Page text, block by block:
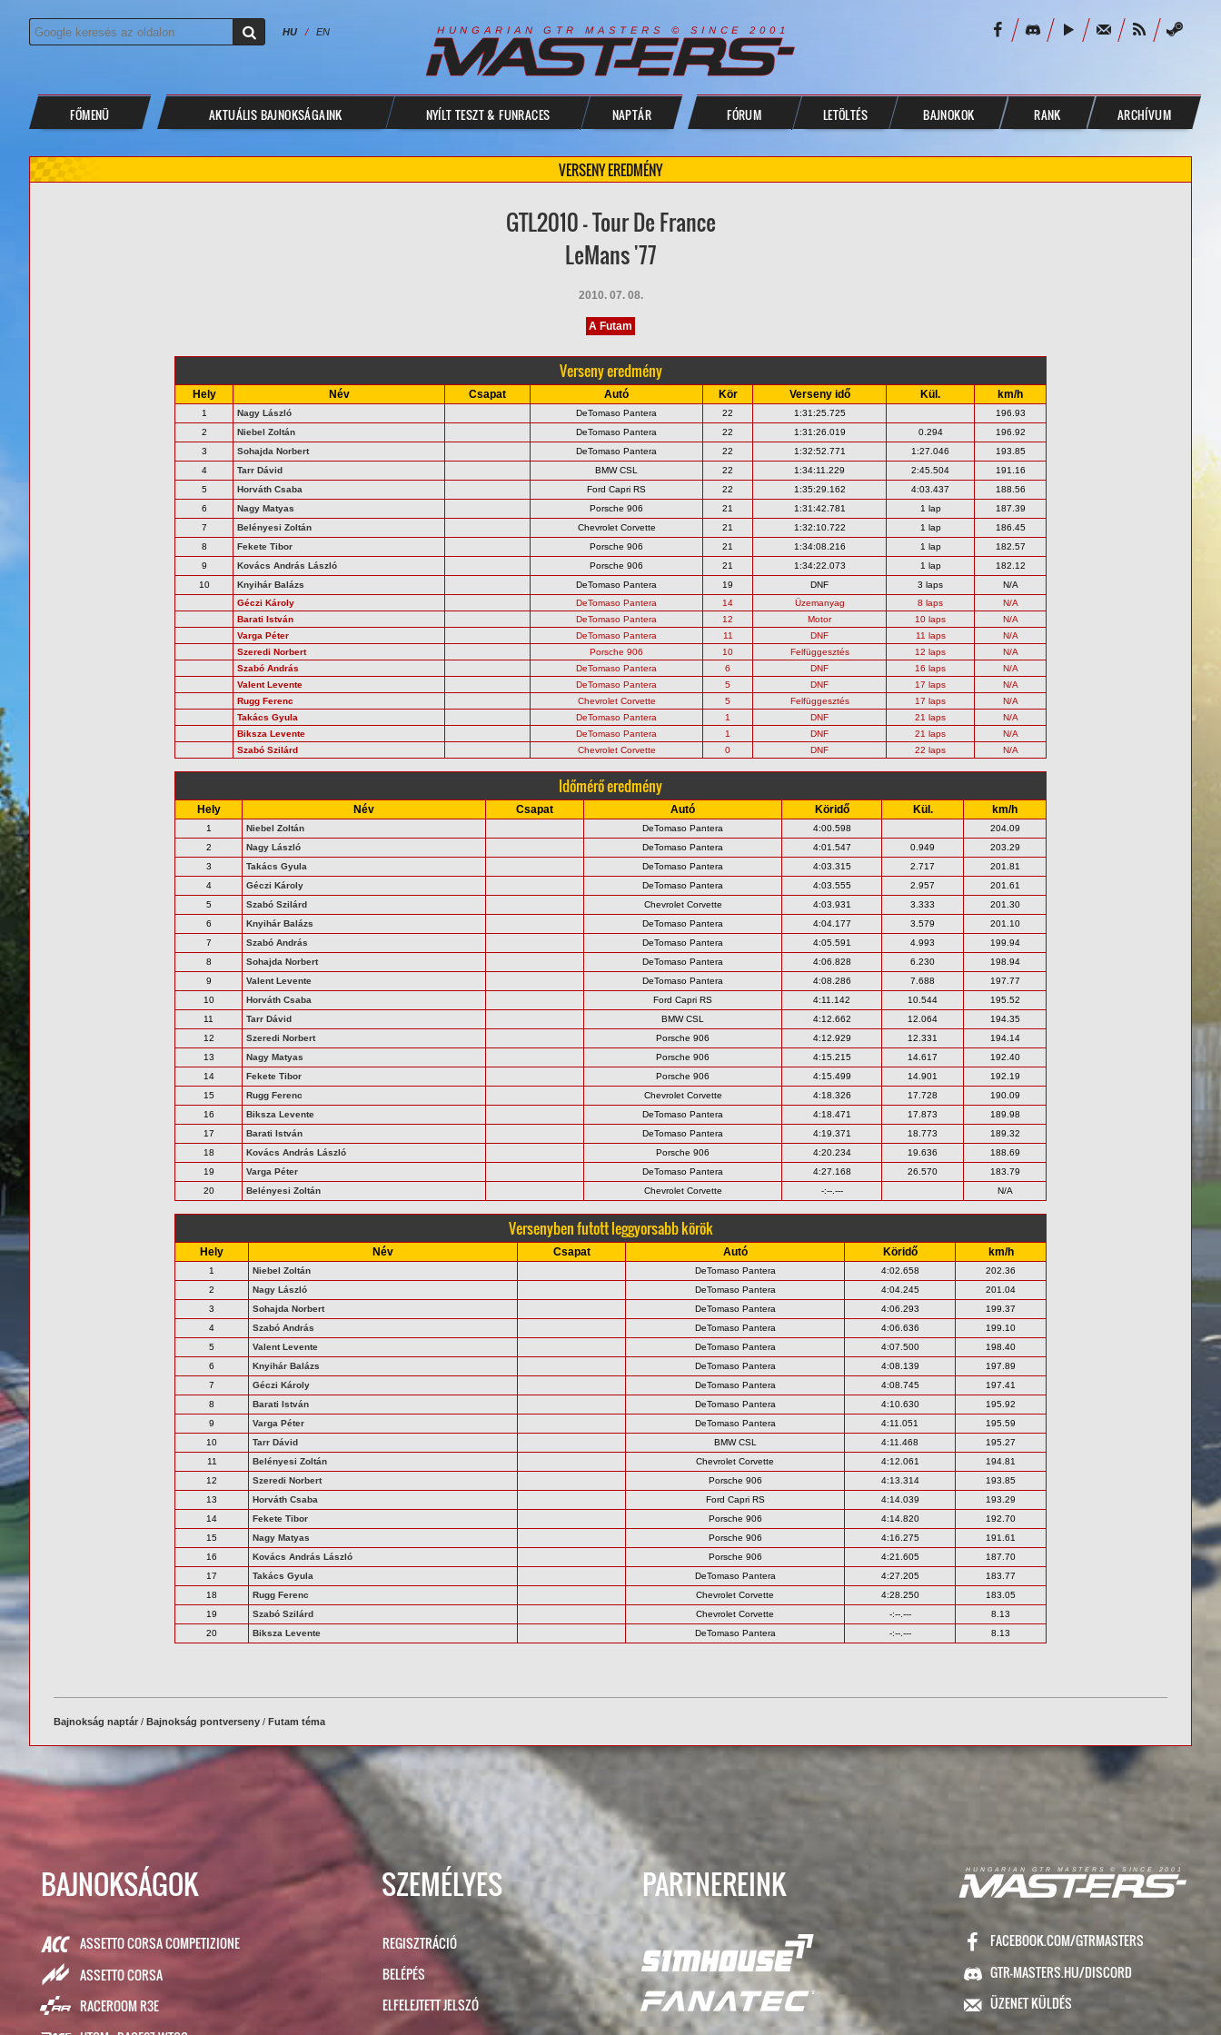
HU / EN H U N G A R I A N G T R M A S T E R S © S I N C E 2 0 0 1
FŐMENÜ AKTUÁLIS BAJNOKSÁGAINK NYÍLT TESZT & FUNRACES NAPTÁR FÓRUM LETÖLTÉS BAJNOKOK RANK ARCHÍVUM
VERSENY EREDMÉNY
GTL2010 - Tour De France
LeMans '77
2010. 07. 08.
A Futam
Verseny eredmény
Hely Név Csapat Autó Kör Verseny idő Kül. km/h
1 Nagy László DeTomaso Pantera 22 1:31:25.725
196.93
2
Niebel Zoltán DeTomaso Pantera 22 1:31:26.019 0.294
196.92
3
Sohajda Norbert DeTomaso Pantera 22 1:32:52.771 1:27.046
193.85
4
Tarr Dávid BMW CSL 22 1:34:11.229 2:45.504
191.16
5
Horváth Csaba Ford Capri RS 22 1:35:29.162 4:03.437
188.56
6
Nagy Matyas Porsche 906 21 1:31:42.781 1 lap
187.39
7
Belényesi Zoltán Chevrolet Corvette 21 1:32:10.722 1 lap
186.45
8
Fekete Tibor Porsche 906 21 1:34:08.216 1 lap
182.57
9
Kovács András László Porsche 906 21 1:34:22.073 1 lap
182.12
10
Knyihár Balázs DeTomaso Pantera 19 DNF 3 laps
N/A
Géczi Károly
DeTomaso Pantera 14 Üzemanyag 8 laps
N/A
Barati István
DeTomaso Pantera 12 Motor 10 laps
N/A
Varga Péter
DeTomaso Pantera 11 DNF 11 laps
N/A
Szeredi Norbert
Porsche 906 10 Felfüggesztés 12 laps
N/A
Szabó András
DeTomaso Pantera 6 DNF 16 laps
N/A
Valent Levente
DeTomaso Pantera 5 DNF 17 laps
N/A
Rugg Ferenc
Chevrolet Corvette 5 Felfüggesztés 17 laps
N/A
Takács Gyula
DeTomaso Pantera 1 DNF 21 laps
N/A
Biksza Levente
DeTomaso Pantera 1 DNF 21 laps
N/A
Szabó Szilárd
Chevrolet Corvette 0 DNF 22 laps N/A
Időmérő eredmény
Hely Név Csapat Autó Köridő Kül. km/h
1 Niebel Zoltán DeTomaso Pantera 4:00.598
204.09
2
Nagy László DeTomaso Pantera 4:01.547 0.949
203.29
3
Takács Gyula DeTomaso Pantera 4:03.315 2.717
201.81
4
Géczi Károly DeTomaso Pantera 4:03.555 2.957
201.61
5
Szabó Szilárd Chevrolet Corvette 4:03.931 3.333
201.30
6
Knyihár Balázs DeTomaso Pantera 4:04.177 3.579
201.10
7
Szabó András DeTomaso Pantera 4:05.591 4.993
199.94
8
Sohajda Norbert DeTomaso Pantera 4:06.828 6.230
198.94
9
Valent Levente DeTomaso Pantera 4:08.286 7.688
197.77
10
Horváth Csaba Ford Capri RS 4:11.142 10.544
195.52
11
Tarr Dávid BMW CSL 4:12.662 12.064
194.35
12
Szeredi Norbert Porsche 906 4:12.929 12.331
194.14
13
Nagy Matyas Porsche 906 4:15.215 14.617
192.40
14
Fekete Tibor Porsche 906 4:15.499 14.901
192.19
15
Rugg Ferenc Chevrolet Corvette 4:18.326 17.728
190.09
16
Biksza Levente DeTomaso Pantera 4:18.471 17.873
189.98
17
Barati István DeTomaso Pantera 4:19.371 18.773
189.32
18
Kovács András László Porsche 906 4:20.234 19.636
188.69
19
Varga Péter DeTomaso Pantera 4:27.168 26.570
183.79
20
Belényesi Zoltán Chevrolet Corvette -:--.--- N/A
Versenyben futott leggyorsabb körök
Hely Név Csapat Autó Köridő km/h
1 Niebel Zoltán DeTomaso Pantera 4:02.658
202.36
2
Nagy László DeTomaso Pantera 4:04.245
201.04
3
Sohajda Norbert DeTomaso Pantera 4:06.293
199.37
4
Szabó András DeTomaso Pantera 4:06.636
199.10
5
Valent Levente DeTomaso Pantera 4:07.500
198.40
6
Knyihár Balázs DeTomaso Pantera 4:08.139
197.89
7
Géczi Károly DeTomaso Pantera 4:08.745
197.41
8
Barati István DeTomaso Pantera 4:10.630
195.92
9
Varga Péter DeTomaso Pantera 4:11.051
195.59
10
Tarr Dávid BMW CSL 4:11.468
195.27
11
Belényesi Zoltán Chevrolet Corvette 4:12.061
194.81
12
Szeredi Norbert Porsche 906 4:13.314
193.85
13
Horváth Csaba Ford Capri RS 4:14.039
193.29
14
Fekete Tibor Porsche 906 4:14.820
192.70
15
Nagy Matyas Porsche 906 4:16.275
191.61
16
Kovács András László Porsche 906 4:21.605
187.70
17
Takács Gyula DeTomaso Pantera 4:27.205
183.77
18
Rugg Ferenc Chevrolet Corvette 4:28.250
183.05
19
Szabó Szilárd Chevrolet Corvette -:--.---
8.13
20
Biksza Levente DeTomaso Pantera -:--.--- 8.13
Bajnokság naptár/ Bajnokság pontverseny/ Futam téma
BAJNOKSÁGOK
ASSETTO CORSA COMPETIZIONE
ASSETTO CORSA
RACEROOM R3E
SZEMÉLYES
REGISZTRÁCIÓ
BELÉPÉS
ELFELEJTETT JELSZÓ
PARTNEREINK H U N G A R I A N G T R M A S T E R S © S I N C E 2 0 0 1
FACEBOOK.COM/GTRMASTERS
GTR-MASTERS.HU/DISCORD
ÜZENET KÜLDÉS